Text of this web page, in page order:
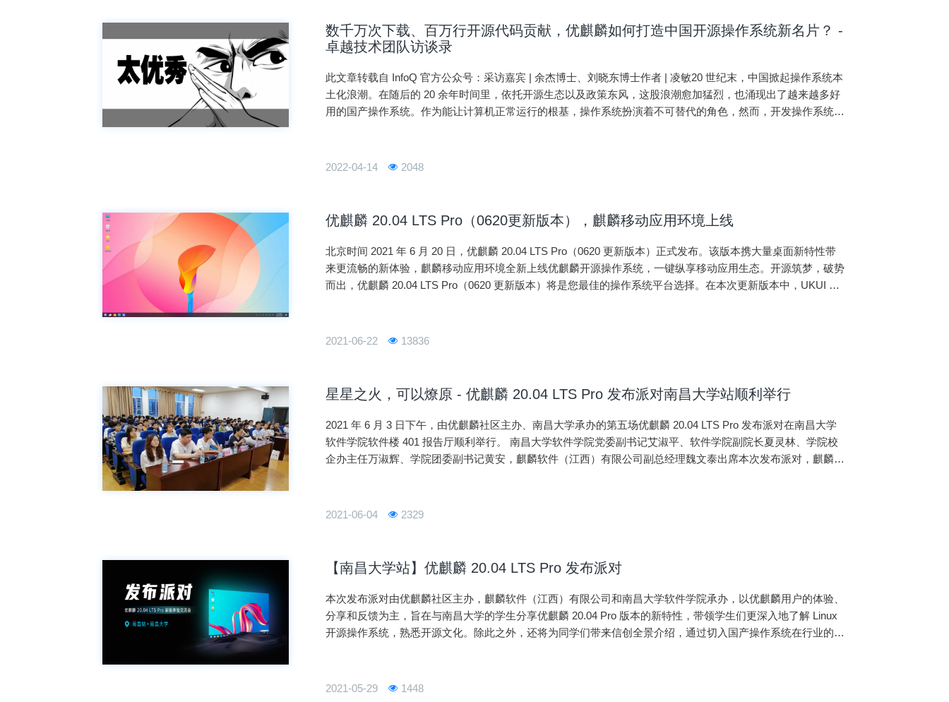
数千万次下载、百万行开源代码贡献，优麒麟如何打造中国开源操作系统新名片？ -
卓越技术团队访谈录
此文章转载自 InfoQ 官方公众号：采访嘉宾 | 余杰博士、刘晓东博士作者 | 凌敏20 世纪末，中国掀起操作系统本
土化浪潮。在随后的 20 余年时间里，依托开源生态以及政策东风，这股浪潮愈加猛烈，也涌现出了越来越多好
用的国产操作系统。作为能让计算机正常运行的根基，操作系统扮演着不可替代的角色，然而，开发操作系统却
2022-04-14 2048
优麒麟 20.04 LTS Pro（0620更新版本），麒麟移动应用环境上线
北京时间 2021 年 6 月 20 日，优麒麟 20.04 LTS Pro（0620 更新版本）正式发布。该版本携大量桌面新特性带
来更流畅的新体验，麒麟移动应用环境全新上线优麒麟开源操作系统，一键纵享移动应用生态。开源筑梦，破势
而出，优麒麟 20.04 LTS Pro（0620 更新版本）将是您最佳的操作系统平台选择。在本次更新版本中，UKUI 桌
2021-06-22 13836
星星之火，可以燎原 - 优麒麟 20.04 LTS Pro 发布派对南昌大学站顺利举行
2021 年 6 月 3 日下午，由优麒麟社区主办、南昌大学承办的第五场优麒麟 20.04 LTS Pro 发布派对在南昌大学
软件学院软件楼 401 报告厅顺利举行。 南昌大学软件学院党委副书记艾淑平、软件学院副院长夏灵林、学院校
企办主任万淑辉、学院团委副书记黄安，麒麟软件（江西）有限公司副总经理魏文泰出席本次发布派对，麒麟软
2021-06-04
2329
【南昌大学站】优麒麟 20.04 LTS Pro 发布派对
本次发布派对由优麒麟社区主办，麒麟软件（江西）有限公司和南昌大学软件学院承办，以优麒麟用户的体验、
分享和反馈为主，旨在与南昌大学的学生分享优麒麟 20.04 Pro 版本的新特性，带领学生们更深入地了解 Linux
开源操作系统，熟悉开源文化。除此之外，还将为同学们带来信创全景介绍，通过切入国产操作系统在行业的发
2021-05-29 1448